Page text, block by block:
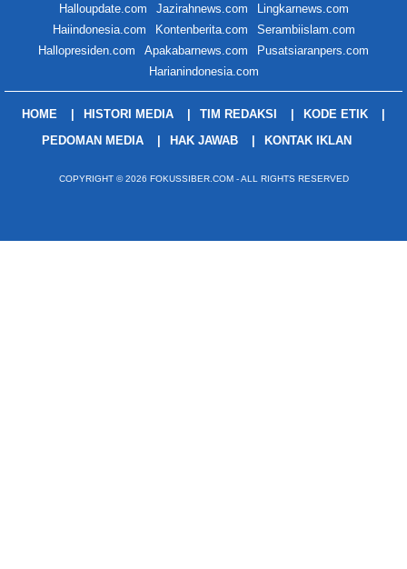
Halloupdate.com
Jazirahnews.com
Lingkarnews.com
Haiindonesia.com
Kontenberita.com
Serambiislam.com
Hallopresiden.com
Apakabarnews.com
Pusatsiaranpers.com
Harianindonesia.com
HOME HISTORI MEDIA TIM REDAKSI
KODE ETIK
PEDOMAN MEDIA
HAK JAWAB KONTAK IKLAN
COPYRIGHT © 2026 FOKUSSIBER.COM - ALL RIGHTS RESERVED